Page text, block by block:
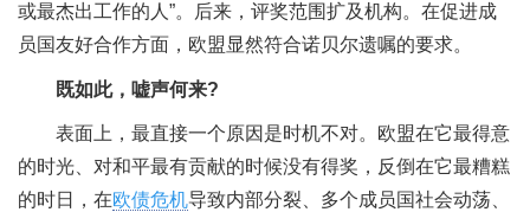
或最杰出工作的人”。后来，评奖范围扩及机构。在促进成
员国友好合作方面，欧盟显然符合诺贝尔遗嘱的要求。
既如此，嘘声何来?
表面上，最直接一个原因是时机不对。欧盟在它最得意
的时光、对和平最有贡献的时候没有得奖，反倒在它最糟糕
的时日，在欧债危机导致内部分裂、多个成员国社会动荡、